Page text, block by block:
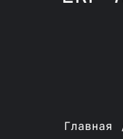
Главная